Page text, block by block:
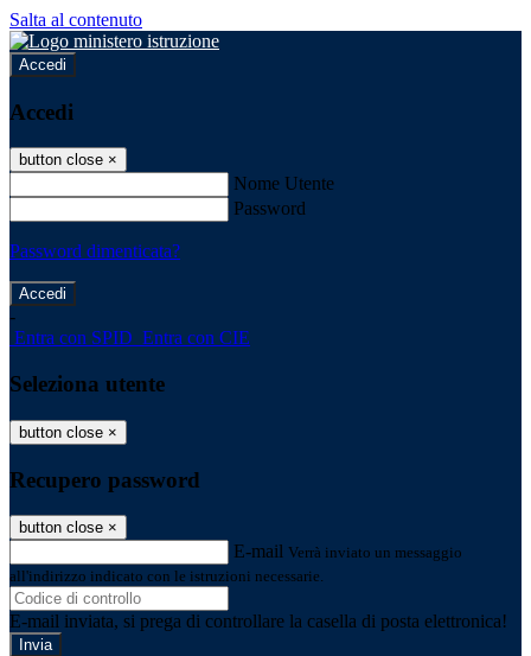
Salta al contenuto
Accedi
Accedi
button close ×
Nome Utente
Password
Password dimenticata?
-
Entra con SPID Entra con CIE
Seleziona utente
button close ×
Recupero password
button close ×
E-mail Verrà inviato un messaggio
all'indirizzo indicato con le istruzioni necessarie.
E-mail inviata, si prega di controllare la casella di posta elettronica!